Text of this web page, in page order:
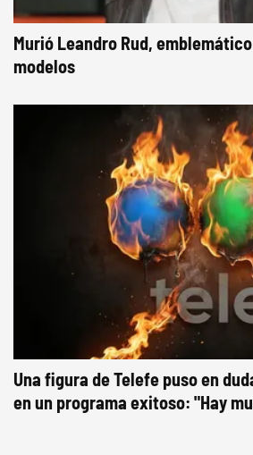
Murió Leandro Rud,
modelos
Una figura de Telefe puso en
en un programa exitoso: "Hay